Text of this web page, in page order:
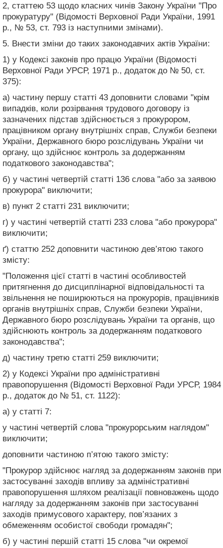
2, статтею 53 щодо класних чинів Закону України "Про
прокуратуру" (Відомості Верховної Ради України, 1991
р., № 53, ст. 793 із наступними змінами).
5. Внести зміни до таких законодавчих актів України:
1) у Кодексі законів про працю України (Відомості
Верховної Ради УРСР, 1971 р., додаток до № 50, ст.
375):
а) частину першу статті 43 доповнити словами "крім
випадків, коли розірвання трудового договору із
зазначених підстав здійснюється з прокурором,
працівником органу внутрішніх справ, Служби безпеки
України, Державного бюро розслідувань України чи
органу, що здійснює контроль за додержанням
податкового законодавства";
б) у частині четвертій статті 136 слова "або за заявою
прокурора" виключити;
в) пункт 2 статті 231 виключити;
г) у частині четвертій статті 233 слова "або прокурора"
виключити;
ґ) статтю 252 доповнити частиною дев’ятою такого
змісту:
"Положення цієї статті в частині особливостей
притягнення до дисциплінарної відповідальності та
звільнення не поширюються на прокурорів, працівників
органів внутрішніх справ, Служби безпеки України,
Державного бюро розслідувань України та органів, що
здійснюють контроль за додержанням податкового
законодавства";
д) частину третю статті 259 виключити;
2) у Кодексі України про адміністративні
правопорушення (Відомості Верховної Ради УРСР, 1984
р., додаток до № 51, ст. 1122):
а) у статті 7:
у частині четвертій слова "прокурорським наглядом"
виключити;
доповнити частиною п’ятою такого змісту:
"Прокурор здійснює нагляд за додержанням законів при
застосуванні заходів впливу за адміністративні
правопорушення шляхом реалізації повноважень щодо
нагляду за додержанням законів при застосуванні
заходів примусового характеру, пов’язаних з
обмеженням особистої свободи громадян";
б) у частині першій статті 15 слова "чи окремої